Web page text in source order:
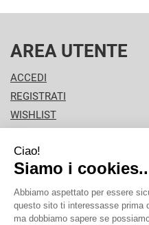
AREA UTENTE
ACCEDI
REGISTRATI
WISHLIST
NEWSLETTER
PISA PHARMA - P.Iva: